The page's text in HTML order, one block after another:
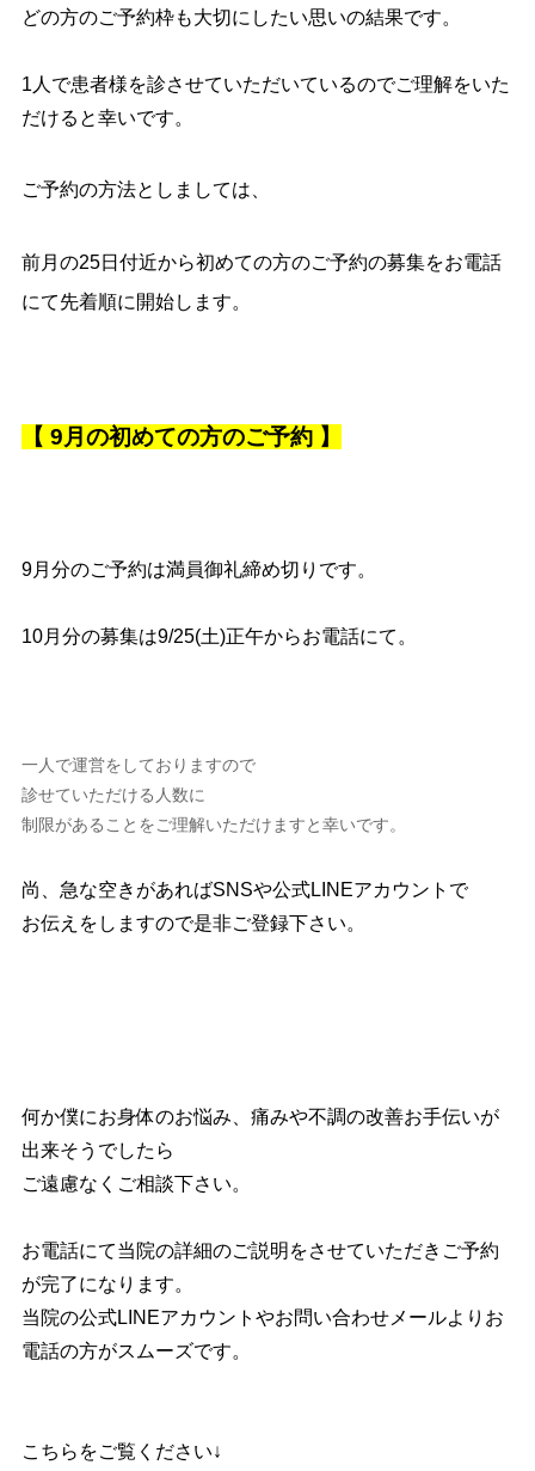
どの方のご予約枠も大切にしたい思いの結果です。
1人で患者様を診させていただいているのでご理解をいた
だけると幸いです。
ご予約の方法としましては、
前月の25日付近から初めての方のご予約の募集をお電話
にて先着順に開始します。
【 9月の初めての方のご予約 】
9月分のご予約は満員御礼締め切りです。
10月分の募集は9/25(土)正午からお電話にて。
一人で運営をしておりますので
診せていただける人数に
制限があることをご理解いただけますと幸いです。
尚、急な空きがあればSNSや公式LINEアカウントで
お伝えをしますので是非ご登録下さい。
何か僕にお身体のお悩み、痛みや不調の改善お手伝いが
出来そうでしたら
ご遠慮なくご相談下さい。
お電話にて当院の詳細のご説明をさせていただきご予約
が完了になります。
当院の公式LINEアカウントやお問い合わせメールよりお
電話の方がスムーズです。
こちらをご覧ください↓